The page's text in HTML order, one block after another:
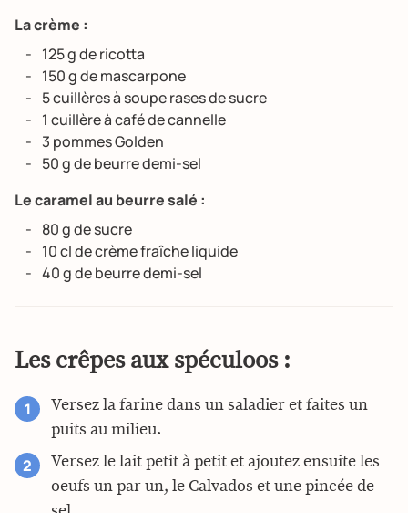
La crème :
125 g de ricotta
150 g de mascarpone
5 cuillères à soupe rases de sucre
1 cuillère à café de cannelle
3 pommes Golden
50 g de beurre demi-sel
Le caramel au beurre salé :
80 g de sucre
10 cl de crème fraîche liquide
40 g de beurre demi-sel
Les crêpes aux spéculoos :
Versez la farine dans un saladier et faites un
puits au milieu.
Versez le lait petit à petit et ajoutez ensuite les
oeufs un par un, le Calvados et une pincée de